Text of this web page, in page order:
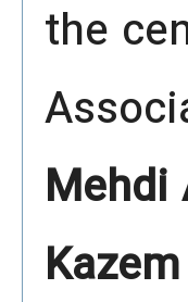
the
Mehdi